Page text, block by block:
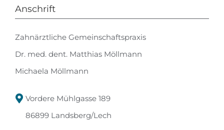
Anschrift
Zahnärztliche Gemeinschaftspraxis
Dr. med. dent. Matthias Möllmann
Michaela Möllmann
Vordere Mühlgasse 189
86899 Landsberg/Lech